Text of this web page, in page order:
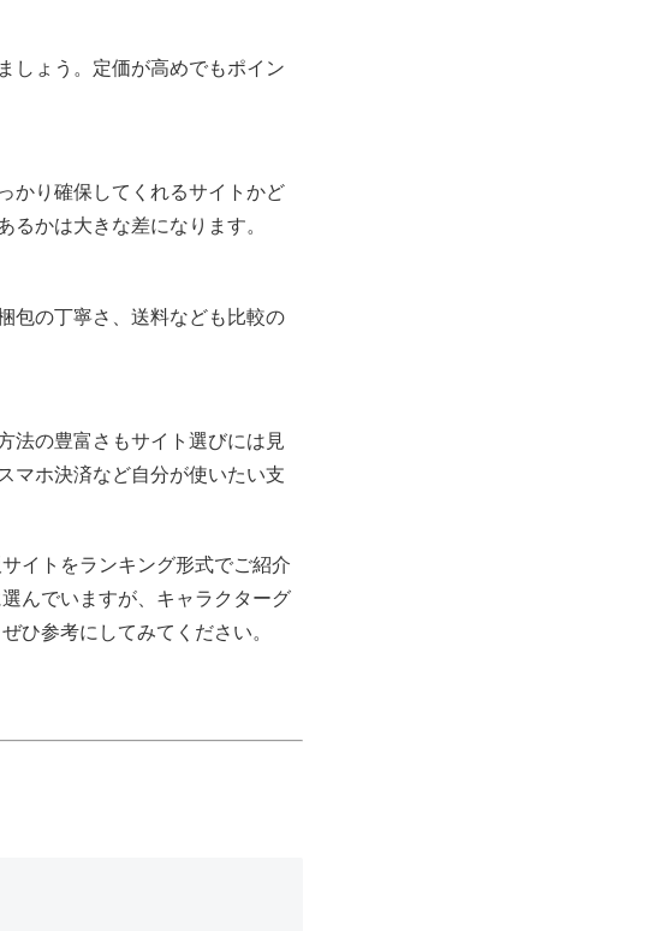
しょう。定価が高めでもポイン
かり確保してくれるサイトかど
るかは大きな差になります。
包の丁寧さ、送料なども比較の
法の豊富さもサイト選びには見
マホ決済など自分が使いたい支
イトをランキング形式でご紹介
んでいますが、キャラクターグ
ひ参考にしてみてください。